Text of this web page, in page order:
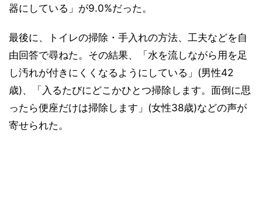
器にしている」が9.0%だった。
最後に、トイレの掃除・手入れの方法、工夫などを自
由回答で尋ねた。その結果、「水を流しながら用を足
し汚れが付きにくくなるようにしている」(男性42
歳)、「入るたびにどこかひとつ掃除します。面倒に思
ったら便座だけは掃除します」(女性38歳)などの声が
寄せられた。